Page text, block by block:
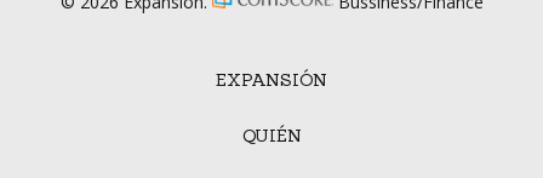
EXPANSIÓN
QUIÉN